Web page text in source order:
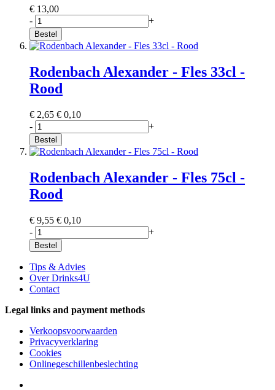
€ 13,00
-
+
Bestel
Rodenbach Alexander - Fles 33cl -
Rood
€ 2,65 € 0,10
-
+
Bestel
Rodenbach Alexander - Fles 75cl -
Rood
€ 9,55 € 0,10
-
+
Bestel
Tips & Advies
Over Drinks4U
Contact
Legal links and payment methods
Verkoopsvoorwaarden
Privacyverklaring
Cookies
Onlinegeschillenbeslechting